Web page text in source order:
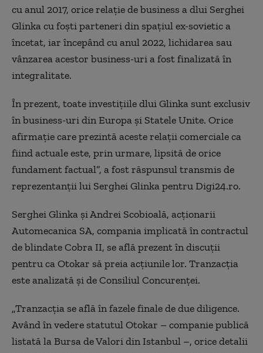
cu anul 2017, orice relație de business a dlui Serghei
Glinka cu foști parteneri din spațiul ex-sovietic a
încetat, iar începând cu anul 2022, lichidarea sau
vânzarea acestor business-uri a fost finalizată în
integralitate.
În prezent, toate investițiile dlui Glinka sunt exclusiv
în business-uri din Europa și Statele Unite. Orice
afirmație care prezintă aceste relații comerciale ca
fiind actuale este, prin urmare, lipsită de orice
fundament factual”, a fost răspunsul transmis de
reprezentanții lui Serghei Glinka pentru Digi24.ro.
Serghei Glinka și Andrei Scobioală, acționarii
Automecanica SA, compania implicată în contractul
de blindate Cobra II, se află prezent în discuții
pentru ca Otokar să preia acțiunile lor. Tranzacția
este analizată și de Consiliul Concurenței.
„Tranzacția se află în fazele finale de due diligence.
Având în vedere statutul Otokar – companie publică
listată la Bursa de Valori din Istanbul –, orice detalii